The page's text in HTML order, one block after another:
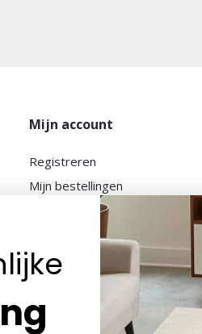
Mijn account
Registreren
Mijn bestellingen
Mijn verlanglijst
Vergelijk producten